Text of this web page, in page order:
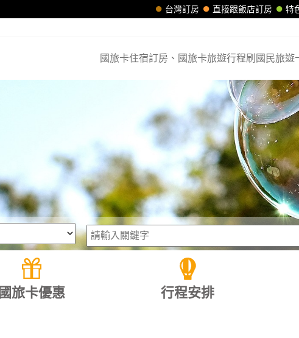
特
直接跟飯店訂房
台灣訂房
國旅卡住宿訂房、國旅卡旅遊行程刷國民旅遊
國旅卡優惠 行程安排